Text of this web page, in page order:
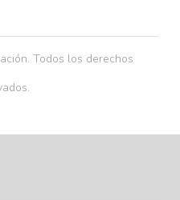
Todos los derechos